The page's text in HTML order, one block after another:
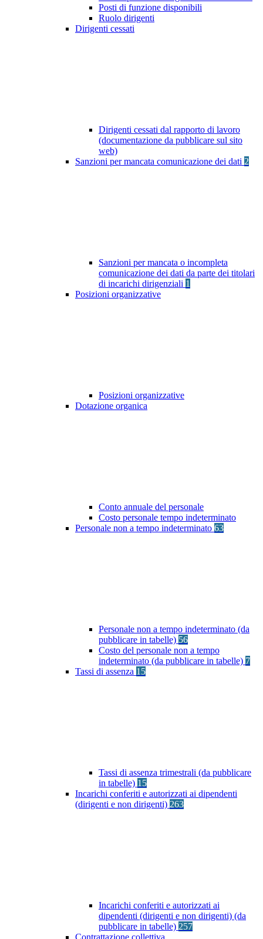
Posti di funzione disponibili
Ruolo dirigenti
Dirigenti cessati
Dirigenti cessati dal rapporto di lavoro
(documentazione da pubblicare sul sito
web)
Sanzioni per mancata comunicazione dei dati 2
Sanzioni per mancata o incompleta
comunicazione dei dati da parte dei titolari
di incarichi dirigenziali 1
Posizioni organizzative
Posizioni organizzative
Dotazione organica
Conto annuale del personale
Costo personale tempo indeterminato
Personale non a tempo indeterminato 63
Personale non a tempo indeterminato (da
pubblicare in tabelle) 56
Costo del personale non a tempo
indeterminato (da pubblicare in tabelle) 7
Tassi di assenza 15
Tassi di assenza trimestrali (da pubblicare
in tabelle) 15
Incarichi conferiti e autorizzati ai dipendenti
(dirigenti e non dirigenti) 263
Incarichi conferiti e autorizzati ai
dipendenti (dirigenti e non dirigenti) (da
pubblicare in tabelle) 257